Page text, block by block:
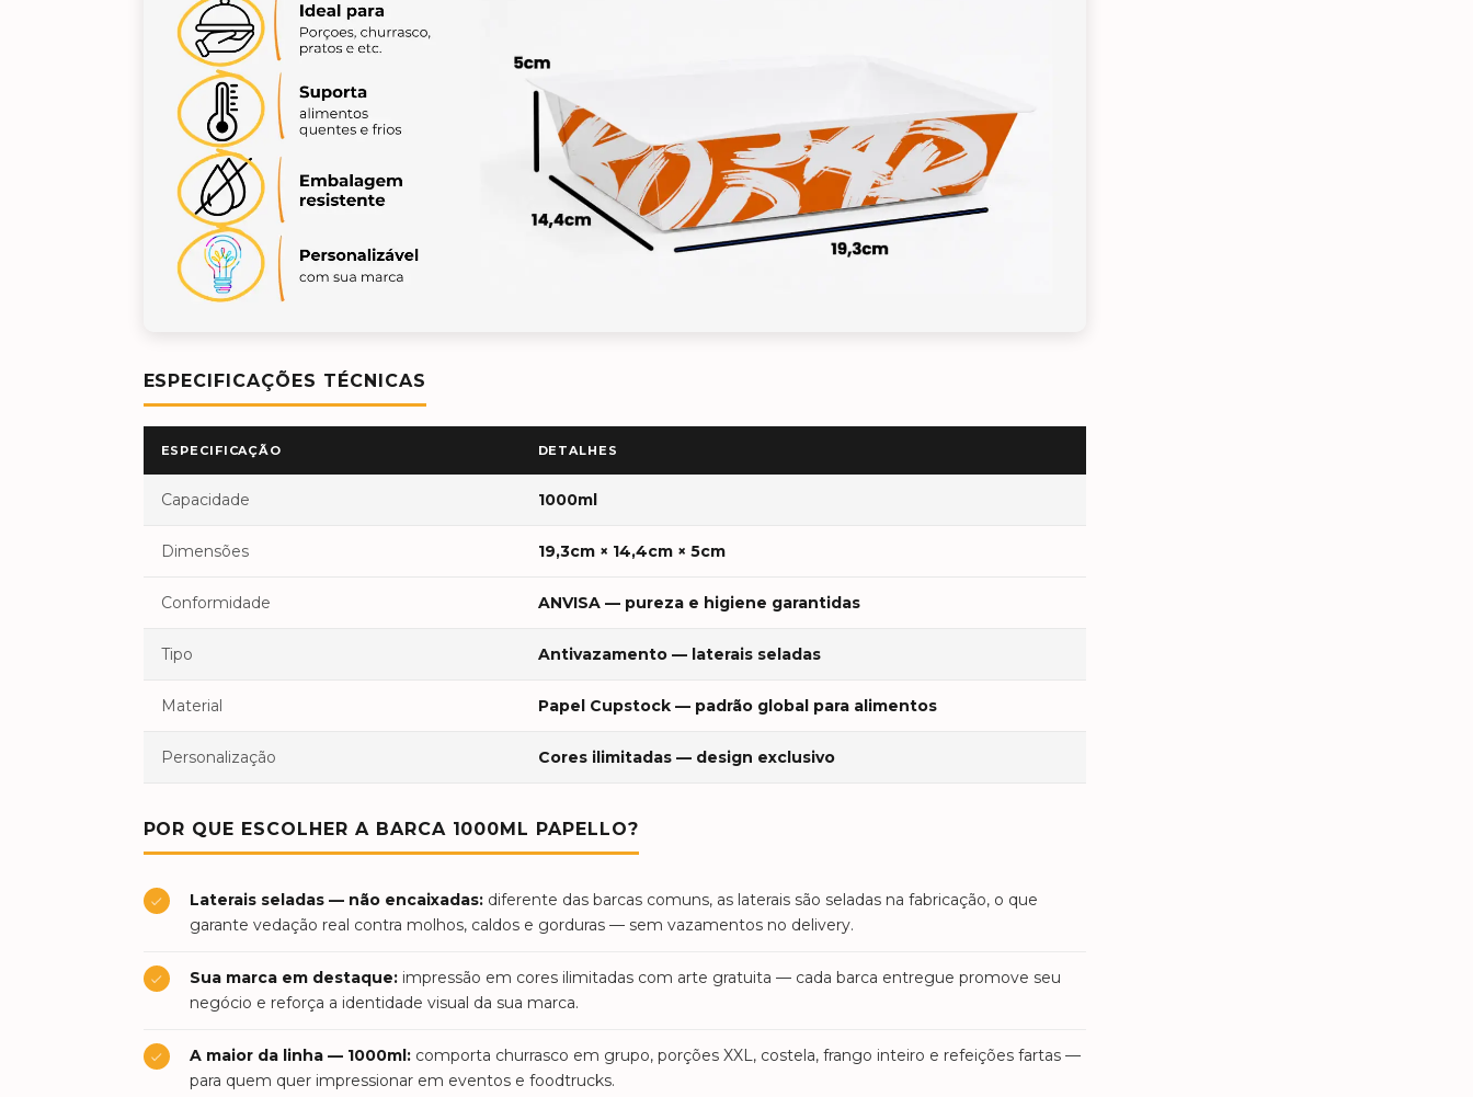
ESPECIFICAÇÕES TÉCNICAS
ESPECIFICAÇÃO DETALHES
Capacidade 1000ml
Dimensões 19,3cm × 14,4cm × 5cm
Conformidade ANVISA — pureza e higiene garantidas
Tipo Antivazamento — laterais seladas
Material Papel Cupstock — padrão global para alimentos
Personalização Cores ilimitadas — design exclusivo
POR QUE ESCOLHER A BARCA 1000ML PAPELLO?
Laterais seladas — não encaixadas:diferente das barcas comuns, as laterais são seladas na fabricação, o que
garante vedação real contra molhos, caldos e gorduras — sem vazamentos no delivery.
Sua marca em destaque:impressão em cores ilimitadas com arte gratuita — cada barca entregue promove seu
negócio e reforça a identidade visual da sua marca.
A maior da linha — 1000ml:comporta churrasco em grupo, porções XXL, costela, frango inteiro e refeições fartas —
para quem quer impressionar em eventos e foodtrucks.